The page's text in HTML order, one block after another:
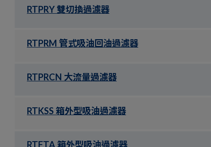
RTPRY 雙切換過濾器
RTPRM 管式吸油回油過濾器
RTPRCN 大流量過濾器
RTKSS 箱外型吸油過濾器
RTFTA 箱外型吸油過濾器